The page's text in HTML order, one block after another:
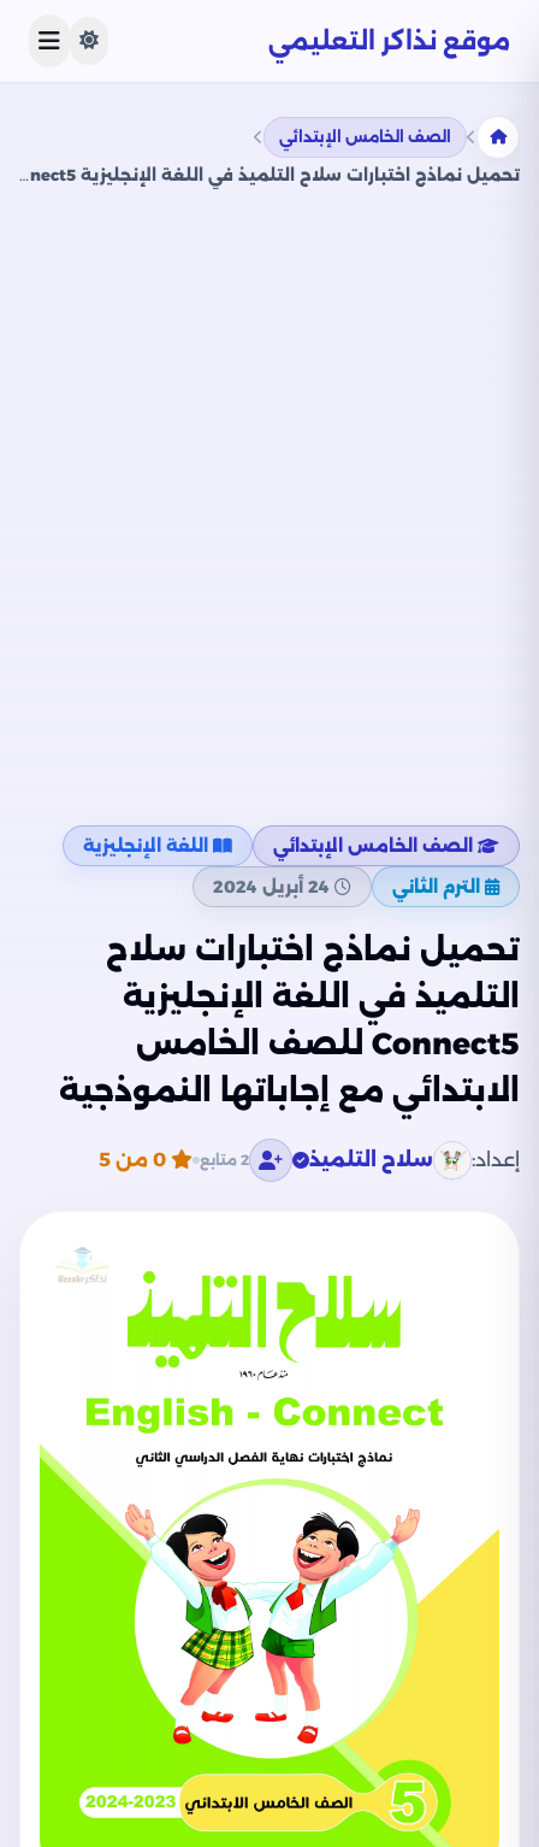
موقع نذاكر التعليمي
الصف الخامس الإبتدائي
تحميل نماذج اختبارات سلاح التلميذ في اللغة الإنجليزية Connect5 للصف الخامس الابتدائي مع إجاباتها النموذجية
الصف الخامس الإبتدائي
اللغة الإنجليزية
الترم الثاني
24 أبريل 2024
تحميل نماذج اختبارات سلاح
التلميذ في اللغة الإنجليزية
Connect5 للصف الخامس
الابتدائي مع إجاباتها النموذجية
إعداد: سلاح التلميذ 2 متابع 0 من 5